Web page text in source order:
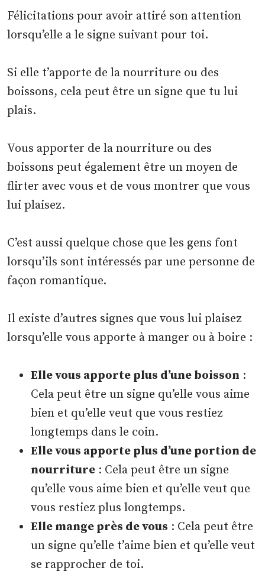
Félicitations pour avoir attiré son attention
lorsqu’elle a le signe suivant pour toi.
Si elle t’apporte de la nourriture ou des
boissons, cela peut être un signe que tu lui
plais.
Vous apporter de la nourriture ou des
boissons peut également être un moyen de
flirter avec vous et de vous montrer que vous
lui plaisez.
C’est aussi quelque chose que les gens font
lorsqu’ils sont intéressés par une personne de
façon romantique.
Il existe d’autres signes que vous lui plaisez
lorsqu’elle vous apporte à manger ou à boire :
Elle vous apporte plus d’une boisson :
Cela peut être un signe qu’elle vous aime
bien et qu’elle veut que vous restiez
longtemps dans le coin.
Elle vous apporte plus d’une portion de
nourriture : Cela peut être un signe
qu’elle vous aime bien et qu’elle veut que
vous restiez plus longtemps.
Elle mange près de vous : Cela peut être
un signe qu’elle t’aime bien et qu’elle veut
se rapprocher de toi.